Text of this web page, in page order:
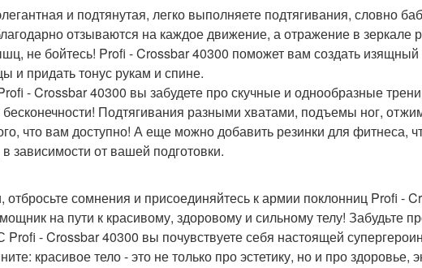
и подтянутая, легко выполняете подтягивания, словно
отзываются на каждое движение, а отражение в зеркале
не бойтесь! Profi - Crossbar 40300 поможет вам создать изящный
и придать тонус рукам и спине.
- Crossbar 40300 вы забудете про скучные и однообразные
Подтягивания разными хватами, подъемы ног,
что вам доступно! А еще можно добавить резинки для фитнеса,
зависимости от вашей подготовки.
сомнения и присоединяйтесь к армии поклонниц Profi -
на пути к красивому, здоровому и сильному телу! Забудьте
Profi - Crossbar 40300 вы почувствуете себя настоящей
красивое тело - это не только про эстетику, но и про здоровье,